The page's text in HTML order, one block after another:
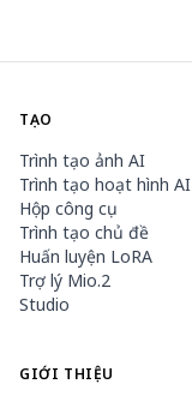
TẠO
Trình tạo ảnh AI
Trình tạo hoạt hình AI
Hộp công cụ
Trình tạo chủ đề
Huấn luyện LoRA
Trợ lý Mio.2
Studio
GIỚI THIỆU